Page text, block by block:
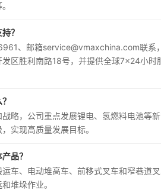
？
、邮箱service@vmaxchina.com联系
区胜利南路18号，并提供全球7×24小时
略，公司重点发展锂电、氢燃料电池等
实现高质量发展目标。
品？
车、电动堆高车、前移式叉车和窄巷道
堆垛作业。